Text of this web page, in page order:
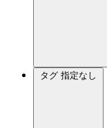
タグ 指定なし